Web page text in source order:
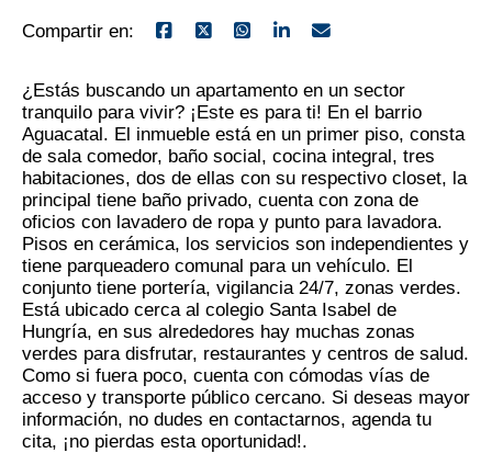
Compartir en:
¿Estás buscando un apartamento en un sector
tranquilo para vivir? ¡Este es para ti! En el barrio
Aguacatal. El inmueble está en un primer piso, consta
de sala comedor, baño social, cocina integral, tres
habitaciones, dos de ellas con su respectivo closet, la
principal tiene baño privado, cuenta con zona de
oficios con lavadero de ropa y punto para lavadora.
Pisos en cerámica, los servicios son independientes y
tiene parqueadero comunal para un vehículo. El
conjunto tiene portería, vigilancia 24/7, zonas verdes.
Está ubicado cerca al colegio Santa Isabel de
Hungría, en sus alrededores hay muchas zonas
verdes para disfrutar, restaurantes y centros de salud.
Como si fuera poco, cuenta con cómodas vías de
acceso y transporte público cercano. Si deseas mayor
información, no dudes en contactarnos, agenda tu
cita, ¡no pierdas esta oportunidad!.